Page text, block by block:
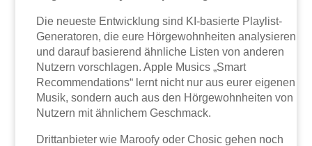
Die neueste Entwicklung sind KI-basierte Playlist-
Generatoren, die eure Hörgewohnheiten analysieren
und darauf basierend ähnliche Listen von anderen
Nutzern vorschlagen. Apple Musics „Smart
Recommendations“ lernt nicht nur aus eurer eigenen
Musik, sondern auch aus den Hörgewohnheiten von
Nutzern mit ähnlichem Geschmack.
Drittanbieter wie Maroofy oder Chosic gehen noch